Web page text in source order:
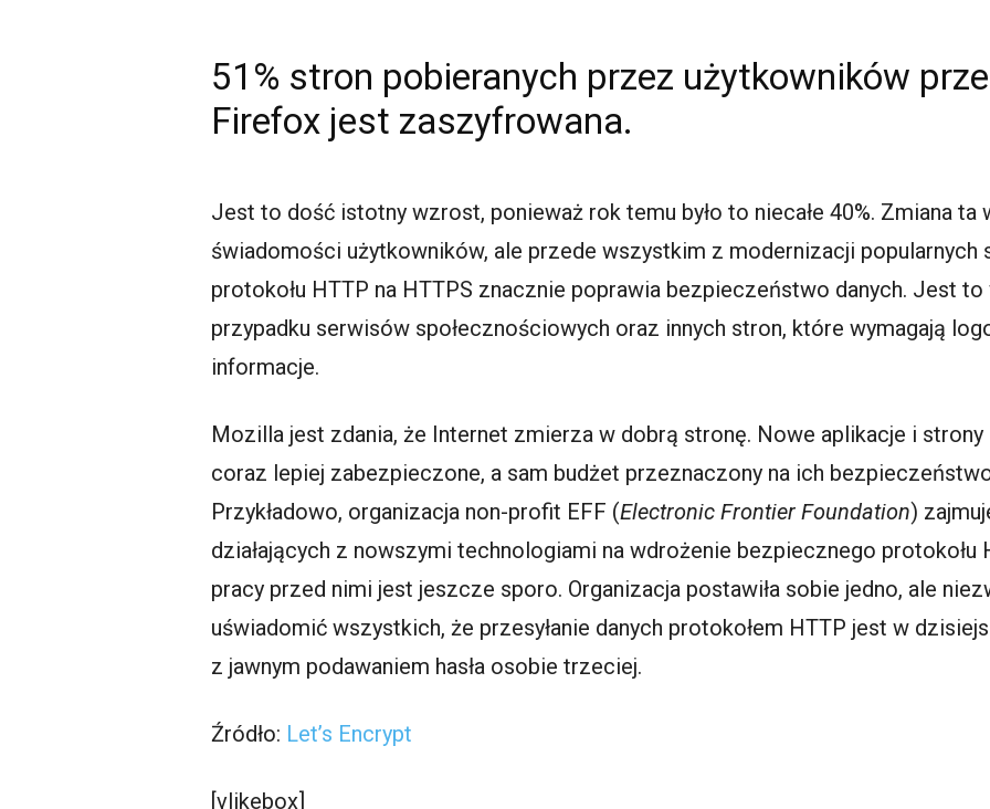
51% stron pobieranych przez użytkowników
Firefox jest zaszyfrowana.
Jest to dość istotny wzrost, ponieważ rok temu było to niecałe 40%. Zmiana
świadomości użytkowników, ale przede wszystkim z modernizacji popularnych
protokołu HTTP na HTTPS znacznie poprawia bezpieczeństwo danych. Jest
przypadku serwisów społecznościowych oraz innych stron, które wymagają
informacje.
Mozilla jest zdania, że Internet zmierza w dobrą stronę. Nowe aplikacje i strony
coraz lepiej zabezpieczone, a sam budżet przeznaczony na ich
Przykładowo, organizacja non-profit EFF (Electronic Frontier Foundation)
działających z nowszymi technologiami na wdrożenie bezpiecznego protokołu
pracy przed nimi jest jeszcze sporo. Organizacja postawiła sobie jedno, ale
uświadomić wszystkich, że przesyłanie danych protokołem HTTP jest w
z jawnym podawaniem hasła osobie trzeciej.
Źródło: Let’s Encrypt
[vlikebox]